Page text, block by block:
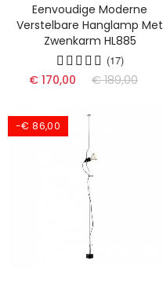
Eenvoudige Moderne
Verstelbare Hanglamp Met
Zwenkarm HL885
(17)
€ 170,00 € 189,00
-€ 86,00